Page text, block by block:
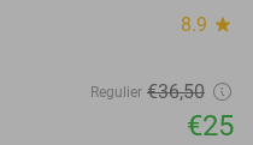
8.9 star
Regulier €36,50
€25